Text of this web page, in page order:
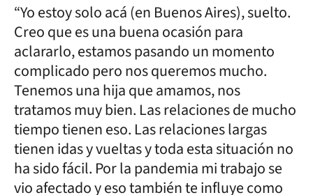
“Yo estoy solo acá (en Buenos Aires), suelto.
Creo que es una buena ocasión para
aclararlo, estamos pasando un momento
complicado pero nos queremos mucho.
Tenemos una hija que amamos, nos
tratamos muy bien. Las relaciones de mucho
tiempo tienen eso. Las relaciones largas
tienen idas y vueltas y toda esta situación no
ha sido fácil. Por la pandemia mi trabajo se
vio afectado y eso también te influye como